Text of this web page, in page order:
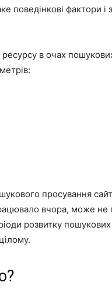
поведінкові фактори і
в очах
просування
вчора, може не
розвитку